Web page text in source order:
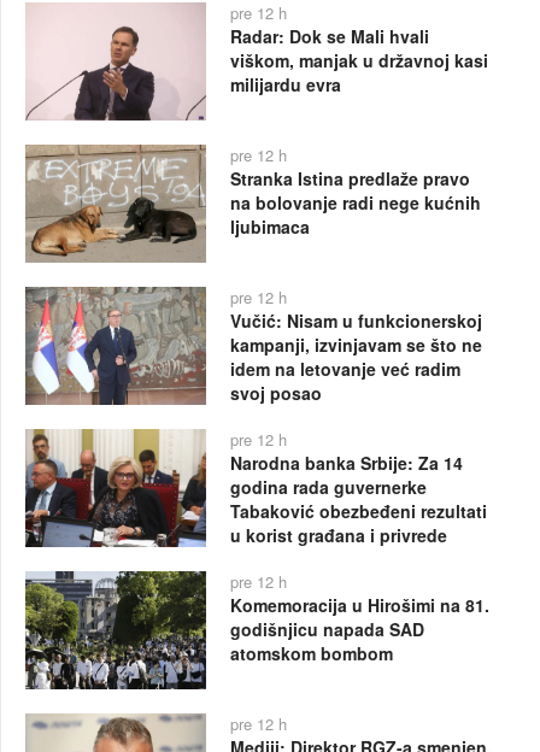
pre 12 h
Radar: Dok se Mali hvali
viškom, manjak u državnoj kasi
milijardu evra
pre 12 h
Stranka Istina predlaže pravo
na bolovanje radi nege kućnih
ljubimaca
pre 12 h
Vučić: Nisam u funkcionerskoj
kampanji, izvinjavam se što ne
idem na letovanje već radim
svoj posao
pre 12 h
Narodna banka Srbije: Za 14
godina rada guvernerke
Tabaković obezbeđeni rezultati
u korist građana i privrede
pre 12 h
Komemoracija u Hirošimi na 81.
godišnjicu napada SAD
atomskom bombom
pre 12 h